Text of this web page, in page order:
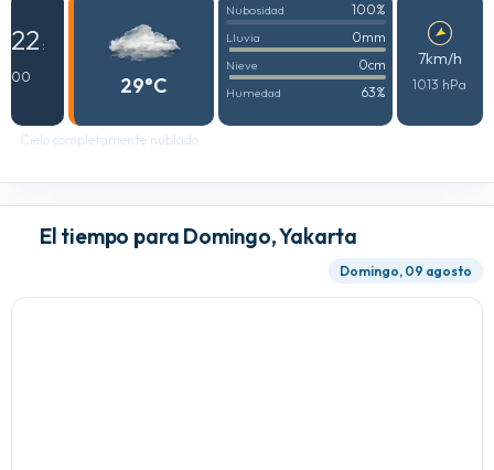
22 :
00
29°C
Nubosidad 100%
Lluvia 0mm
Nieve 0cm
Humedad 63%
7km/h
1013 hPa
Cielo completamente nublado
El tiempo para Domingo, Yakarta
Domingo, 09 agosto